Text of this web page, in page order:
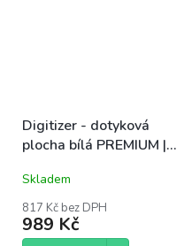
Digitizer - dotyková
plocha bílá PREMIUM |
Skladem
817 Kč bez DPH
989 Kč